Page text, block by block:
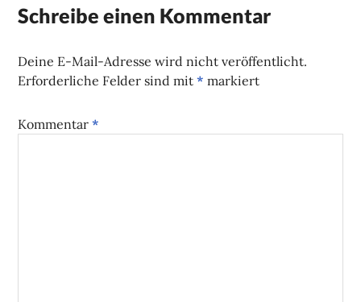
Schreibe einen Kommentar
Deine E-Mail-Adresse wird nicht veröffentlicht.
Erforderliche Felder sind mit* markiert
Kommentar*